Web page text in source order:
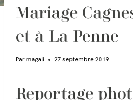
Mariage
et à La Penne
Parmagali 27 septembre 2019
Reportage